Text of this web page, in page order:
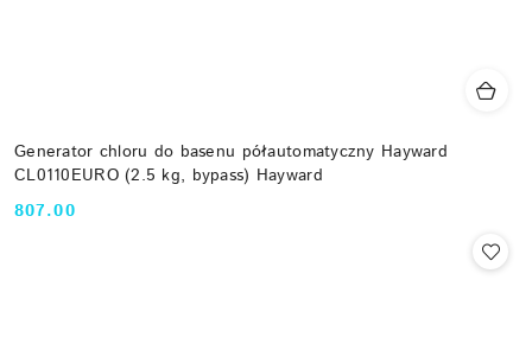
Generator chloru do basenu półautomatyczny Hayward
CL0110EURO (2.5 kg, bypass) Hayward
Cena:
807.00